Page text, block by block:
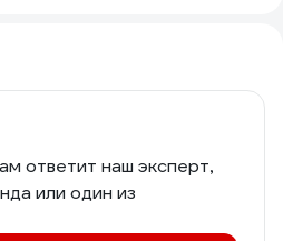
ответит наш эксперт,
или один из